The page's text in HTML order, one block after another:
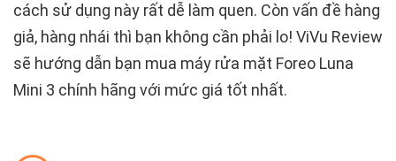
cách sử dụng này rất dễ làm quen. Còn vấn đề hàng
giả, hàng nhái thì bạn không cần phải lo! ViVu Review
sẽ hướng dẫn bạn mua máy rửa mặt Foreo Luna
Mini 3 chính hãng với mức giá tốt nhất.